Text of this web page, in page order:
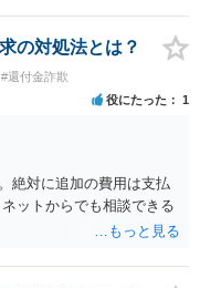
絡を無視してよいかどう
ます。しつこいようであ
も必要になるかもしれま
の対処法とは？
#還付金詐欺
役にたった 1
絶対に追加の費用は支払
ットからでも相談できる